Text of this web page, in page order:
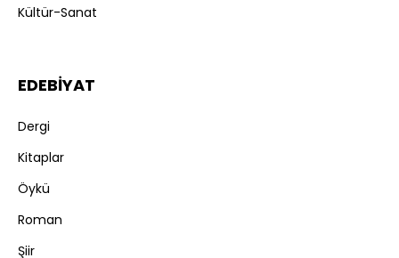
Kültür-Sanat
EDEBİYAT
Dergi
Kitaplar
Öykü
Roman
Şiir